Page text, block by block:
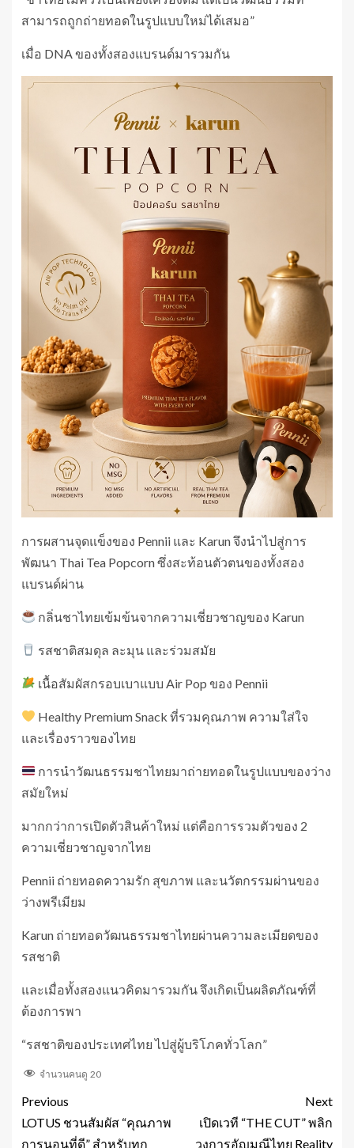
สามารถถูกถ่ายทอดในรูปแบบใหม่ได้เสมอ”
เมื่อ DNA ของทั้งสองแบรนด์มารวมกัน
การผสานจุดแข็งของ Pennii และ Karun จึงนำไปสู่การ
พัฒนา Thai Tea Popcorn ซึ่งสะท้อนตัวตนของทั้งสอง
แบรนด์ผ่าน
กลิ่นชาไทยเข้มข้นจากความเชี่ยวชาญของ Karun
รสชาติสมดุล ละมุน และร่วมสมัย
เนื้อสัมผัสกรอบเบาแบบ Air Pop ของ Pennii
Healthy Premium Snack ที่รวมคุณภาพ ความใส่ใจ
และเรื่องราวของไทย
การนำวัฒนธรรมชาไทยมาถ่ายทอดในรูปแบบของว่าง
สมัยใหม่
มากกว่าการเปิดตัวสินค้าใหม่ แต่คือการรวมตัวของ 2
ความเชี่ยวชาญจากไทย
Pennii ถ่ายทอดความรัก สุขภาพ และนวัตกรรมผ่านของ
ว่างพรีเมียม
Karun ถ่ายทอดวัฒนธรรมชาไทยผ่านความละเมียดของ
รสชาติ
และเมื่อทั้งสองแนวคิดมารวมกัน จึงเกิดเป็นผลิตภัณฑ์ที่
ต้องการพา
“รสชาติของประเทศไทย ไปสู่ผู้บริโภคทั่วโลก”
จำนวนคนดู 20
Previous
LOTUS ชวนสัมผัส “คุณภาพ
การนอนที่ดี” สำหรับทุก
Next
เปิดเวที “THE CUT” พลิก
วงการอัญมณีไทย Reality